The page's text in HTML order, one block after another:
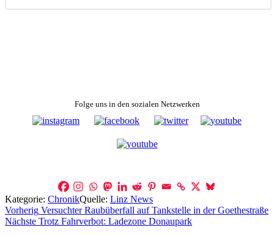
Folge uns in den sozialen Netzwerken
Kategorie: ChronikQuelle: Linz News
Beitragsnavigation
Vorherig Versuchter Raubüberfall auf Tankstelle in der Goethestraße
Nächste Trotz Fahrverbot: Ladezone Donaupark